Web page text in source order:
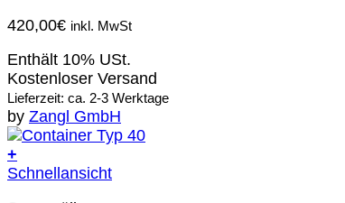
420,00€ inkl. MwSt
Enthält 10% USt.
Kostenloser Versand
Lieferzeit: ca. 2-3 Werktage
by Zangl GmbH
+
Schnellansicht